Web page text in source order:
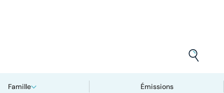
Famille Émissions